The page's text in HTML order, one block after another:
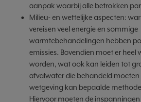
aanpak waarbij alle betrokken
Milieu- en wettelijke aspecten:
vereisen veel energie en sommige
warmtebehandelingen hebben
emissies. Bovendien moet er heel
worden, wat ook kan leiden tot
afvalwater die behandeld
wetgeving kan bepaalde
Hiervoor moeten de